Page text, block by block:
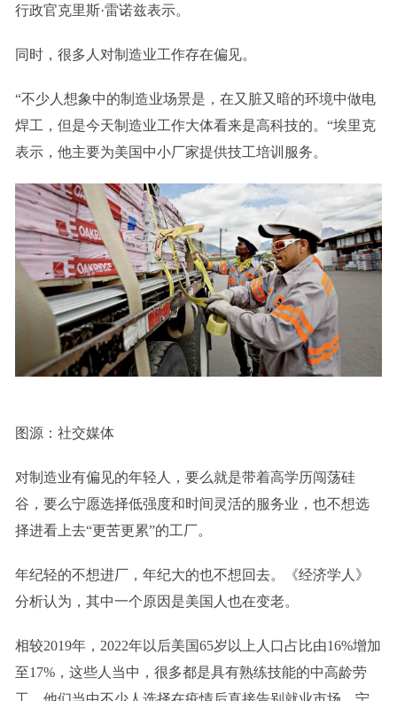
行政官克里斯·雷诺兹表示。
同时，很多人对制造业工作存在偏见。
“不少人想象中的制造业场景是，在又脏又暗的环境中做电
焊工，但是今天制造业工作大体看来是高科技的。“埃里克
表示，他主要为美国中小厂家提供技工培训服务。
图源：社交媒体
对制造业有偏见的年轻人，要么就是带着高学历闯荡硅
谷，要么宁愿选择低强度和时间灵活的服务业，也不想选
择进看上去“更苦更累”的工厂。
年纪轻的不想进厂，年纪大的也不想回去。《经济学人》
分析认为，其中一个原因是美国人也在变老。
相较2019年，2022年以后美国65岁以上人口占比由16%增加
至17%，这些人当中，很多都是具有熟练技能的中高龄劳